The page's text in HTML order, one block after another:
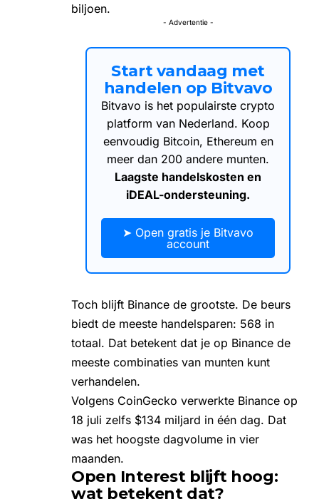
biljoen.
- Advertentie -
Start vandaag met
handelen op Bitvavo
Bitvavo is het populairste crypto
platform van Nederland. Koop
eenvoudig Bitcoin, Ethereum en
meer dan 200 andere munten.
Laagste handelskosten en
iDEAL-ondersteuning.
➤ Open gratis je Bitvavo
account
Toch blijft Binance de grootste. De beurs
biedt de meeste handelsparen: 568 in
totaal. Dat betekent dat je op Binance de
meeste combinaties van munten kunt
verhandelen.
Volgens CoinGecko verwerkte Binance op
18 juli zelfs $134 miljard in één dag. Dat
was het hoogste dagvolume in vier
maanden.
Open Interest blijft hoog:
wat betekent dat?